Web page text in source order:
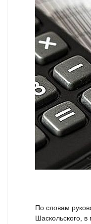
По словам
Шаскольского,